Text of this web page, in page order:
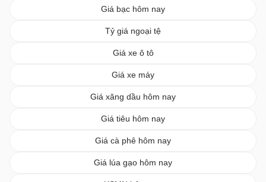
Giá bạc hôm nay
Tỷ giá ngoại tệ
Giá xe ô tô
Giá xe máy
Giá xăng dầu hôm nay
Giá tiêu hôm nay
Giá cà phê hôm nay
Giá lúa gạo hôm nay